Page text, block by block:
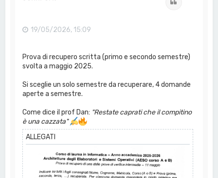
19/05/2026, 15:09
Prova di recupero scritta (primo e secondo semestre)
svolta a maggio 2025.
Si sceglie un solo semestre da recuperare, 4 domande
aperte a semestre.
Come dice il prof Dan: "Restate caprati che il compitino
è una cazzata"
ALLEGATI